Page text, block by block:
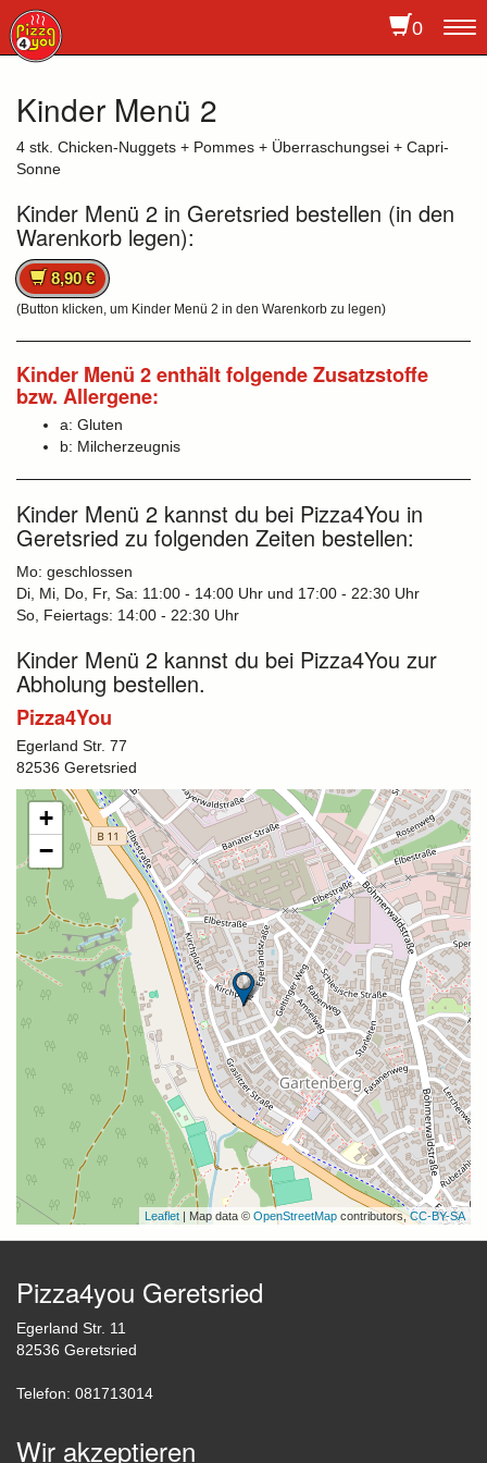
0
Kinder Menü 2
4 stk. Chicken-Nuggets + Pommes + Überraschungsei + Capri-
Sonne
Kinder Menü 2 in Geretsried bestellen (in den
Warenkorb legen):
8,90 €
(Button klicken, um Kinder Menü 2 in den Warenkorb zu legen)
Kinder Menü 2 enthält folgende Zusatzstoffe
bzw. Allergene:
a: Gluten
b: Milcherzeugnis
Kinder Menü 2 kannst du bei Pizza4You in
Geretsried zu folgenden Zeiten bestellen:
Mo: geschlossen
Di, Mi, Do, Fr, Sa: 11:00 - 14:00 Uhr und 17:00 - 22:30 Uhr
So, Feiertags: 14:00 - 22:30 Uhr
Kinder Menü 2 kannst du bei Pizza4You zur
Abholung bestellen.
Pizza4You
Egerland Str. 77
82536 Geretsried
+
−
Leaflet | Map data © OpenStreetMap contributors,CC-BY-SA
Pizza4you Geretsried
Egerland Str. 11
82536 Geretsried
Telefon: 081713014
Wir akzeptieren